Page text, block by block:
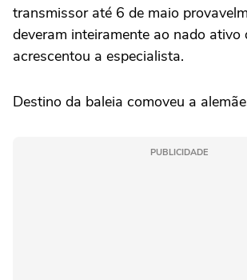
transmissor até 6 de maio
deveram inteiramente ao nado ativo
acrescentou a especialista.
Destino da baleia comoveu a
PUBLICIDADE